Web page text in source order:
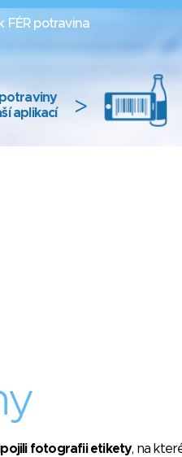
FÉR potravina
aplikací >
fotografii etikety, na